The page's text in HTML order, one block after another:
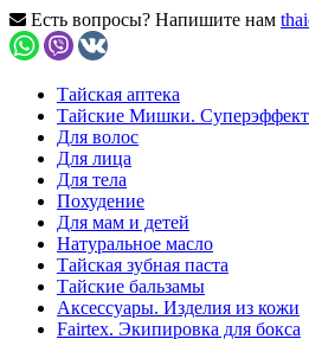
Есть вопросы? Напишите нам
Тайская аптека
Тайские Мишки.
Для волос
Для лица
Для тела
Похудение
Для мам и детей
Натуральное масло
Тайская зубная паста
Тайские бальзамы
Аксессуары. Изделия из кожи
Fairtex. Экипировка для бокса